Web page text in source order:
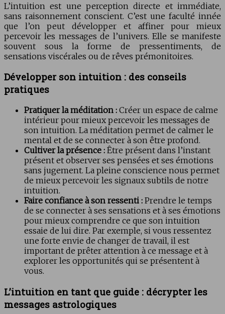
L’intuition est une perception directe et immédiate,
sans raisonnement conscient. C’est une faculté innée
que l’on peut développer et affiner pour mieux
percevoir les messages de l’univers. Elle se manifeste
souvent sous la forme de pressentiments, de
sensations viscérales ou de rêves prémonitoires.
Développer son intuition : des conseils
pratiques
Pratiquer la méditation : Créer un espace de calme
intérieur pour mieux percevoir les messages de
son intuition. La méditation permet de calmer le
mental et de se connecter à son être profond.
Cultiver la présence : Être présent dans l’instant
présent et observer ses pensées et ses émotions
sans jugement. La pleine conscience nous permet
de mieux percevoir les signaux subtils de notre
intuition.
Faire confiance à son ressenti : Prendre le temps
de se connecter à ses sensations et à ses émotions
pour mieux comprendre ce que son intuition
essaie de lui dire. Par exemple, si vous ressentez
une forte envie de changer de travail, il est
important de prêter attention à ce message et à
explorer les opportunités qui se présentent à
vous.
L’intuition en tant que guide : décrypter les
messages astrologiques